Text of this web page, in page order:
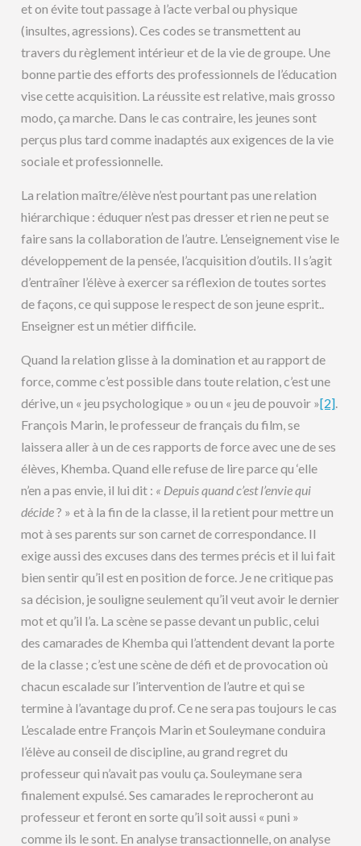
et on évite tout passage à l’acte verbal ou physique
(insultes, agressions). Ces codes se transmettent au
travers du règlement intérieur et de la vie de groupe. Une
bonne partie des efforts des professionnels de l’éducation
vise cette acquisition. La réussite est relative, mais grosso
modo, ça marche. Dans le cas contraire, les jeunes sont
perçus plus tard comme inadaptés aux exigences de la vie
sociale et professionnelle.
La relation maître/élève n’est pourtant pas une relation
hiérarchique : éduquer n’est pas dresser et rien ne peut se
faire sans la collaboration de l’autre. L’enseignement vise le
développement de la pensée, l’acquisition d’outils. Il s’agit
d’entraîner l’élève à exercer sa réflexion de toutes sortes
de façons, ce qui suppose le respect de son jeune esprit..
Enseigner est un métier difficile.
Quand la relation glisse à la domination et au rapport de
force, comme c’est possible dans toute relation, c’est une
dérive, un « jeu psychologique » ou un « jeu de pouvoir »[2].
François Marin, le professeur de français du film, se
laissera aller à un de ces rapports de force avec une de ses
élèves, Khemba. Quand elle refuse de lire parce qu ‘elle
n’en a pas envie, il lui dit : « Depuis quand c’est l’envie qui
décide? » et à la fin de la classe, il la retient pour mettre un
mot à ses parents sur son carnet de correspondance. Il
exige aussi des excuses dans des termes précis et il lui fait
bien sentir qu’il est en position de force. Je ne critique pas
sa décision, je souligne seulement qu’il veut avoir le dernier
mot et qu’il l’a. La scène se passe devant un public, celui
des camarades de Khemba qui l’attendent devant la porte
de la classe ; c’est une scène de défi et de provocation où
chacun escalade sur l’intervention de l’autre et qui se
termine à l’avantage du prof. Ce ne sera pas toujours le cas
L’escalade entre François Marin et Souleymane conduira
l’élève au conseil de discipline, au grand regret du
professeur qui n’avait pas voulu ça. Souleymane sera
finalement expulsé. Ses camarades le reprocheront au
professeur et feront en sorte qu’il soit aussi « puni »
comme ils le sont. En analyse transactionnelle, on analyse